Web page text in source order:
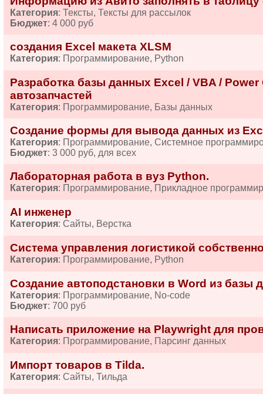
Категория: Тексты, Тексты для рассылок
Бюджет: 4 000 руб
создания Excel макета XLSM
Категория: Программирование, Python
Разработка базы данных Excel / VBA / Power
автозапчастей
Категория: Программирование, Базы данных
Создание формы для вывода данных из
Категория: Программирование, Системное
Бюджет: 3 000 руб, для всех
Лабораторная работа в вуз Python.
Категория: Программирование, Прикладное
AI инженер
Категория: Сайты, Верстка
Система управления логистикой
Категория: Программирование, Python
Создание автоподстановки в Word из базы
Категория: Программирование, No-code
Бюджет: 700 руб
Написать приложение на Playwright для
Категория: Программирование, Парсинг данных
Импорт товаров в Tilda.
Категория: Сайты, Тильда